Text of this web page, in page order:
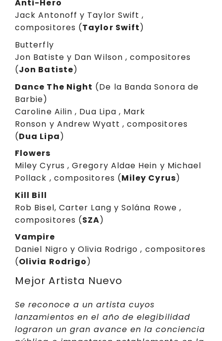
Anti-Hero
Jack Antonoff y Taylor Swift ,
compositores (Taylor Swift)
Butterfly
Jon Batiste y Dan Wilson , compositores
(Jon Batiste)
Dance The Night (De la Banda Sonora de
Barbie)
Caroline Ailin , Dua Lipa , Mark
Ronson y Andrew Wyatt , compositores
(Dua Lipa)
Flowers
Miley Cyrus , Gregory Aldae Hein y Michael
Pollack , compositores (Miley Cyrus)
Kill Bill
Rob Bisel, Carter Lang y Solána Rowe ,
compositores (SZA)
Vampire
Daniel Nigro y Olivia Rodrigo , compositores
(Olivia Rodrigo)
Mejor Artista Nuevo
Se reconoce a un artista cuyos
lanzamientos en el año de elegibilidad
lograron un gran avance en la conciencia